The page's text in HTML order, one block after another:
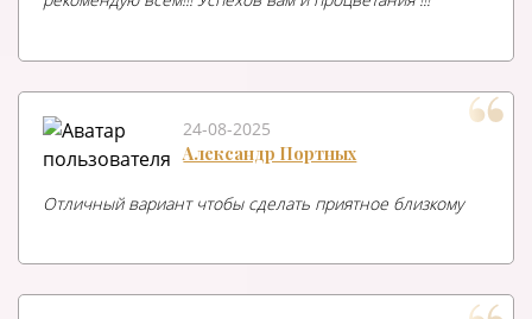
24-08-2025
Александр Портных
Отличный вариант чтобы сделать приятное близкому